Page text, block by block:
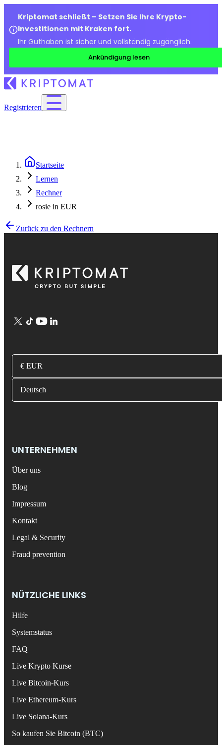
Kriptomat schließt – Setzen Sie Ihre Krypto-
Investitionen mit Kraken fort.
Ihr Guthaben ist sicher und vollständig zugänglich.
Ankündigung lesen
Registrieren
Startseite
Lernen
Rechner
rosie in EUR
Zurück zu den Rechnern
€ EUR
Deutsch
UNTERNEHMEN
Über uns
Blog
Impressum
Kontakt
Legal & Security
Fraud prevention
NÜTZLICHE LINKS
Hilfe
Systemstatus
FAQ
Live Krypto Kurse
Live Bitcoin-Kurs
Live Ethereum-Kurs
Live Solana-Kurs
So kaufen Sie Bitcoin (BTC)